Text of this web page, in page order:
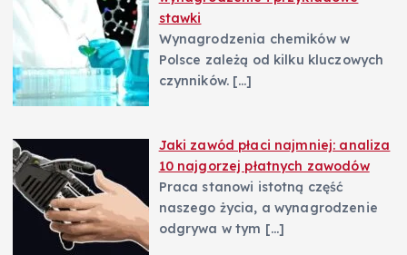
stawki
Wynagrodzenia chemików w
Polsce zależą od kilku kluczowych
czynników. […]
Jaki zawód płaci najmniej: analiza
10 najgorzej płatnych zawodów
Praca stanowi istotną część
naszego życia, a wynagrodzenie
odgrywa w tym […]